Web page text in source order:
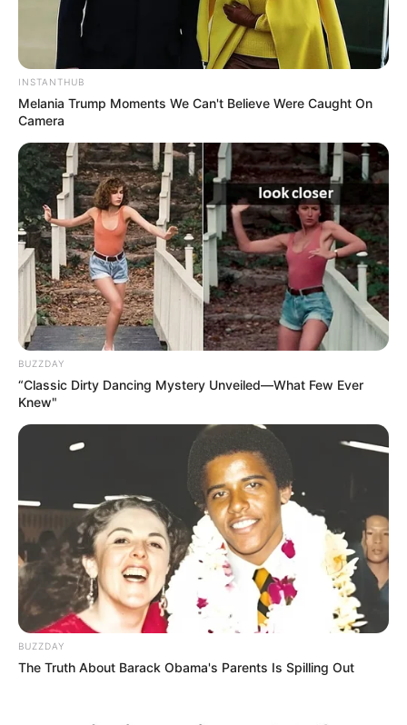
Decor Fácil
INSTANTHUB
Melania Trump Moments We Can't Believe Were Caught On
Camera
BUZZDAY
“Classic Dirty Dancing Mystery Unveiled—What Few Ever
Knew"
BUZZDAY
The Truth About Barack Obama's Parents Is Spilling Out